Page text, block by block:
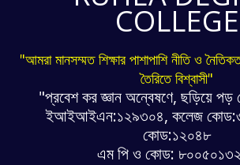
COLLEGE
"আমরা মানসম্মত শিক্ষার পাশাপাশি নীতি ও
তৈরিতে বিশ্বাসী"
"প্রবেশ কর জ্ঞান অন্বেষণে, ছড়িয়ে পড়
ইআইআইএন:১২৯৩০৪, কলেজ
কোড:১২০৪৮
এম পি ও কোড: